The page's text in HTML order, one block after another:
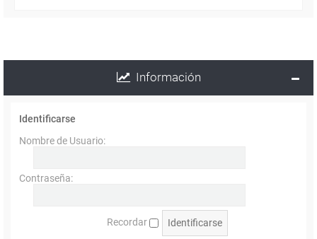
Información
Identificarse
Nombre de Usuario:
Contraseña:
Recordar